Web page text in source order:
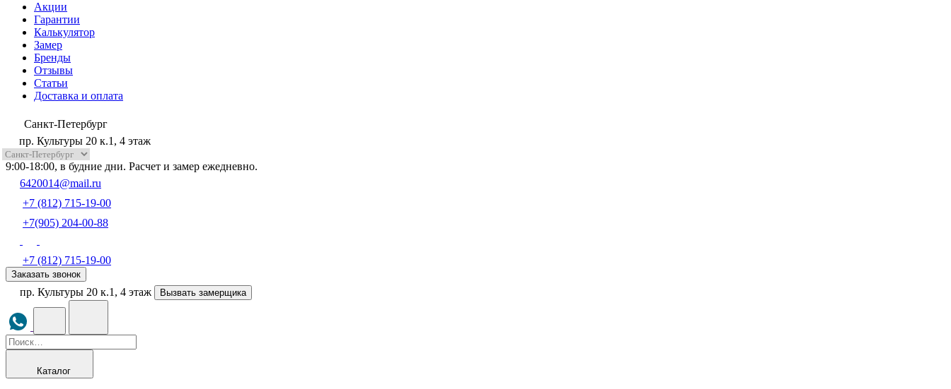
Акции
Гарантии
Калькулятор
Замер
Бренды
Отзывы
Статьи
Доставка и оплата
Санкт-Петербург
пр. Культуры 20 к.1, 4 этаж
9:00-18:00, в будние дни. Расчет и замер ежедневно.
6420014@mail.ru
+7 (812) 715-19-00
+7(905) 204-00-88
+7 (812) 715-19-00
Заказать звонок
пр. Культуры 20 к.1, 4 этаж Вызвать замерщика
Каталог